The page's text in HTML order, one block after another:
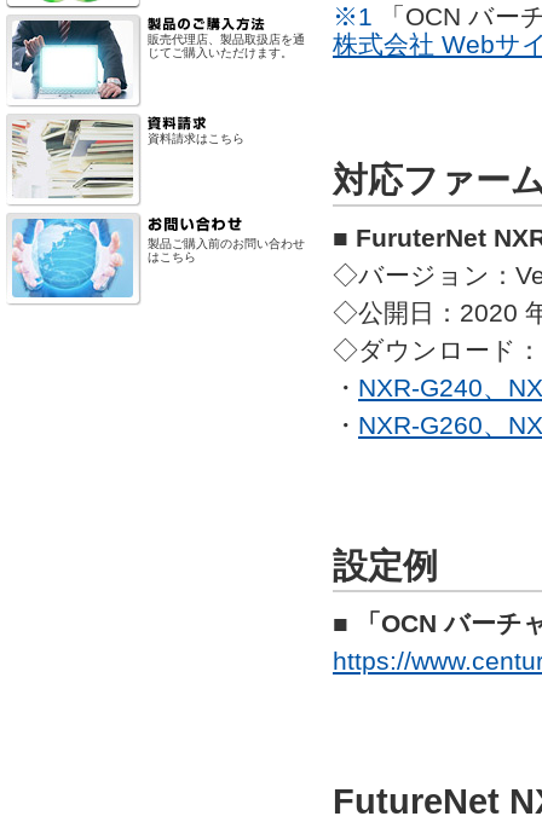
※1 「OCN バー
株式会社 Webサ
対応ファー
■ FuruterNet
◇バージョン：
◇公開日：2020
◇ダウンロード：
・ NXR-G240、
・ NXR-G260、
設定例
■ 「OCN バーチ
https://
FutureNet
販売代理店、製品取扱店を通
じてご購入いただけます。
資料請求はこちら
製品ご購入前のお問い合わせ
はこちら